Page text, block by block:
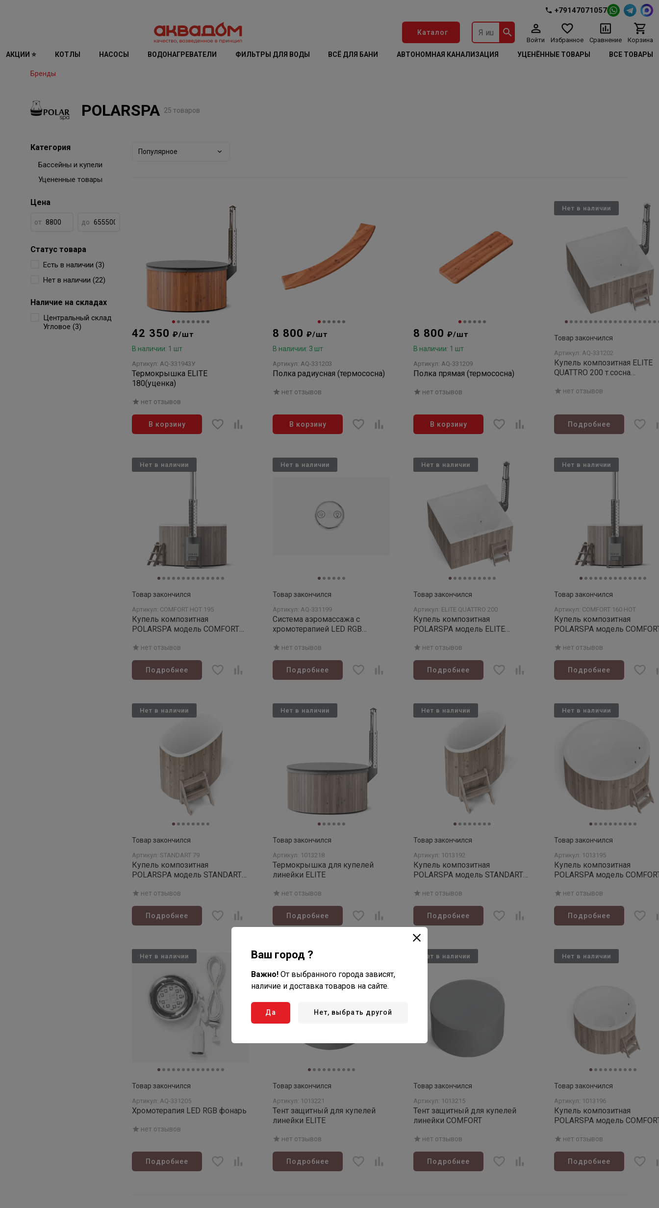
+79147071057
Каталог
Войти Избранное Сравнение Корзина
АКЦИИ ⭐ КОТЛЫ НАСОСЫ ВОДОНАГРЕВАТЕЛИ ФИЛЬТРЫ ДЛЯ ВОДЫ ВСЁ ДЛЯ БАНИ АВТОНОМНАЯ КАНАЛИЗАЦИЯ УЦЕНЁННЫЕ ТОВАРЫ ВСЕ ТОВАРЫ
Бренды
POLARSPA 25 товаров
Категория
Бассейны и купели
Уцененные товары
Цена
от до
Статус товара
Есть в наличии (3)
Нет в наличии (22)
Наличие на складах
Центральный склад
Угловое (3)
Популярное
42 350₽/шт
В наличии: 1 шт
Артикул: AQ-331943У
Термокрышка ELITE
180(уценка)
нет отзывов
В корзину
8 800 ₽/шт
В наличии: 3 шт
Артикул: AQ-331203
Полка радиусная (термососна)
нет отзывов
В корзину
8 800 ₽/шт
В наличии: 1 шт
Артикул: AQ-331209
Полка прямая (термососна)
нет отзывов
В корзину
Товар закончился
Артикул: AQ-331202
Купель композитная ELITE
QUATTRO 200 т.сосна
нет отзывов
Подробнее
Нет в наличии
Товар закончился
Артикул: COMFORT HOT 195
Купель композитная
POLARSPA модель COMFORT
нет отзывов
Подробнее
Нет в наличии
Товар закончился
Артикул: AQ-331199
Система аэромассажа с
хромотерапией LED RGB
нет отзывов
Подробнее
Нет в наличии
Товар закончился
Артикул: ELITE QUATTRO 200
Купель композитная
POLARSPA модель ELITE
нет отзывов
Подробнее
Нет в наличии
Товар закончился
Артикул: COMFORT 160 HOT
Купель композитная
POLARSPA модель COMFORT
нет отзывов
Подробнее
Нет в наличии
Товар закончился
Артикул: STANDART 79
Купель композитная
POLARSPA модель STANDART
нет отзывов
Подробнее
Нет в наличии
Товар закончился
Артикул: 1013218
Термокрышка для купелей
линейки ELITE
нет отзывов
Подробнее
Нет в наличии
Товар закончился
Артикул: 1013192
Купель композитная
POLARSPA модель STANDART
нет отзывов
Подробнее
Нет в наличии
Товар закончился
Артикул: 1013195
Купель композитная
POLARSPA модель COMFORT
нет отзывов
Подробнее
Нет в наличии
Товар закончился
Артикул: AQ-331205
Хромотерапия LED RGB фонарь
нет отзывов
Подробнее
Нет в наличии
Товар закончился
Артикул: 1013221
Тент защитный для купелей
линейки ELITE
нет отзывов
Подробнее
Нет в наличии
Товар закончился
Артикул: 1013215
Тент защитный для купелей
линейки COMFORT
нет отзывов
Подробнее
Нет в наличии
Товар закончился
Артикул: 1013196
Купель композитная
POLARSPA модель COMFORT
нет отзывов
Подробнее
Нет в наличии
Ваш город ?
Важно! От выбранного города зависят,
наличие и доставка товаров на сайте.
Да Нет, выбрать другой